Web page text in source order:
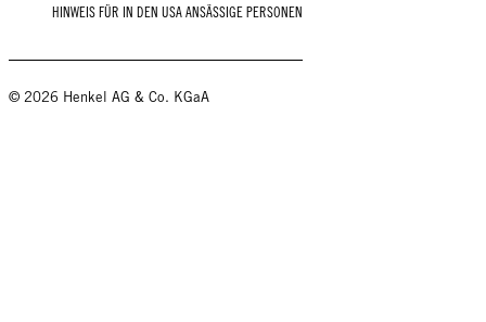
HINWEIS FÜR IN DEN USA ANSÄSSIGE PERSONEN
© 2026 Henkel AG & Co. KGaA